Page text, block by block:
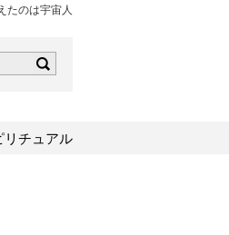
たのは宇宙人
リチュアル